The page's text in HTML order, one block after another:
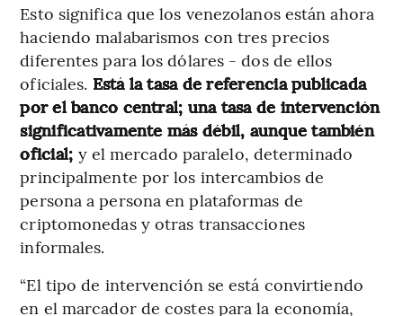
Esto significa que los venezolanos están ahora
haciendo malabarismos con tres precios
diferentes para los dólares - dos de ellos
oficiales. Está la tasa de referencia publicada
por el banco central; una tasa de intervención
significativamente más débil, aunque también
oficial; y el mercado paralelo, determinado
principalmente por los intercambios de
persona a persona en plataformas de
criptomonedas y otras transacciones
informales.
“El tipo de intervención se está convirtiendo
en el marcador de costes para la economía,